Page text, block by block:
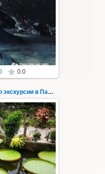
авторский
тур из
- фото 184
в ...
0.0
В Логово Дракона фото экскурсии в Паттайе 185
авторский
тур из
- фото 185
в ...